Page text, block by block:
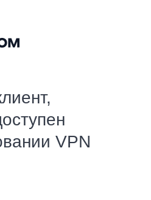
VPN